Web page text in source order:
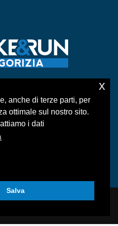
104 – 34170 – Gorizia
5335451
2021
anche di terze parti, per
ottimale sul nostro sito.
i dati
Salva
x